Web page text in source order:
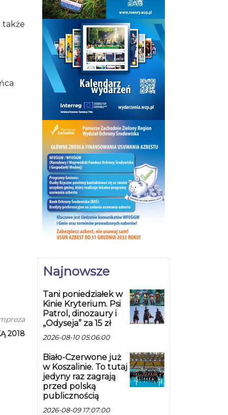
także
2018
Najnowsze
Tani poniedziałek w
Kinie Kryterium. Psi
Patrol, dinozaury i
„Odyseja” za 15 zł
2026-08-10 05:06:00
Biało-Czerwone już
w Koszalinie. To tutaj
jedyny raz zagrają
przed polską
publicznością
2026-08-09 17:07:00